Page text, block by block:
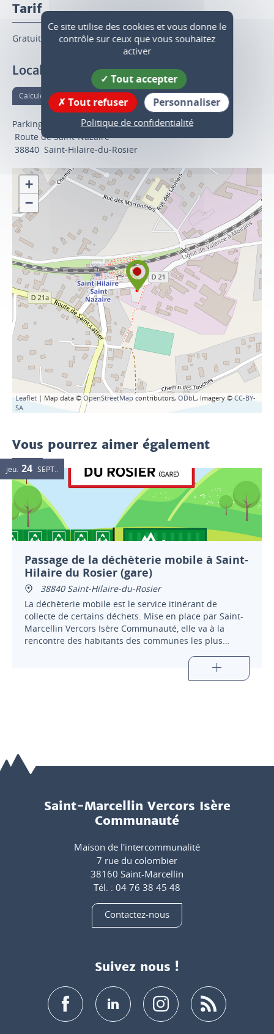
Tarif
Gratuit. Réservé aux particuliers habitant le territoire.
Localisation
Calculer votre itinéraire
Parking de la salle des fêtes
Route de Saint-Nazaire
38840 Saint-Hilaire-du-Rosier
+
−
Leaflet | Map data ©OpenStreetMapcontributors, ODbL, Imagery © CC-BY-
SA
Vous pourrez aimer également
jeu. 24 SEPT.
Passage de la déchèterie mobile à Saint-
Hilaire du Rosier (gare)
38840 Saint-Hilaire-du-Rosier
La déchèterie mobile est le service itinérant de
collecte de certains déchets. Mise en place par Saint-
Marcellin Vercors Isère Communauté, elle va à la
rencontre des habitants des communes les plus
Saint-Marcellin Vercors Isère
Communauté
Maison de l'intercommunalité
7 rue du colombier
38160 Saint-Marcellin
Tél. : 04 76 38 45 48
Contactez-nous
Suivez nous !
Ce site utilise des cookies et vous donne le
contrôle sur ceux que vous souhaitez
activer
Tout accepter
Tout refuser
Personnaliser
Politique de confidentialité